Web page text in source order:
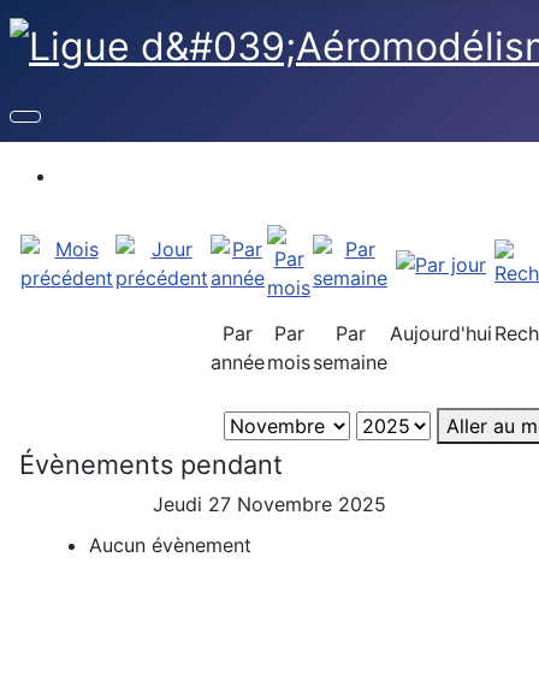
Par
année
Par
mois
Par
semaine
Aujourd'hui
Aller au
Évènements pendant
Jeudi 27 Novembre 2025
Aucun évènement